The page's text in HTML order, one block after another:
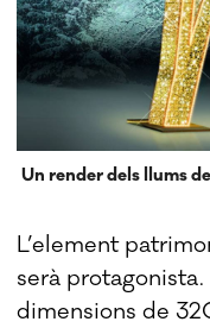
Un render dels llums
L’element
serà
dimensions de